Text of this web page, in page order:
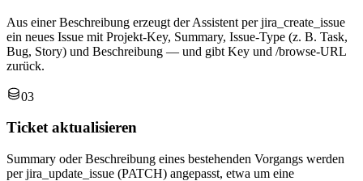
Aus einer Beschreibung erzeugt der Assistent per jira_create_issue
ein neues Issue mit Projekt-Key, Summary, Issue-Type (z. B. Task,
Bug, Story) und Beschreibung — und gibt Key und /browse-URL
zurück.
03
Ticket aktualisieren
Summary oder Beschreibung eines bestehenden Vorgangs werden
per jira_update_issue (PATCH) angepasst, etwa um eine